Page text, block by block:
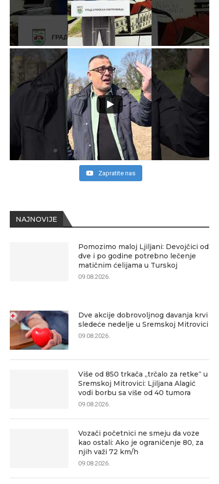
NAJNOVIJE
Pomozimo maloj Ljiljani: Devojčici od
dve i po godine potrebno lečenje
matičnim ćelijama u Turskoj
09.08.2026.
Dve akcije dobrovoljnog davanja krvi
sledeće nedelje u Sremskoj Mitrovici
09.08.2026.
Više od 850 trkača „trčalo za retke“ u
Sremskoj Mitrovici: Ljiljana Alagić
vodi borbu sa više od 40 tumora
09.08.2026.
Vozači početnici ne smeju da voze
kao ostali: Ako je ograničenje 80, za
njih važi 72 km/h
09.08.2026.
Zapratite nas